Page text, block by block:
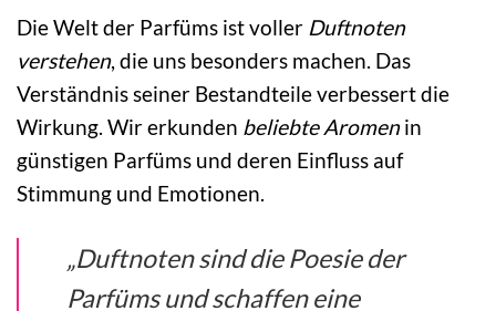
Die Welt der Parfüms ist voller Duftnoten
verstehen, die uns besonders machen. Das
Verständnis seiner Bestandteile verbessert die
Wirkung. Wir erkunden beliebte Aromenin
günstigen Parfüms und deren Einfluss auf
Stimmung und Emotionen.
„Duftnoten sind die Poesie der
Parfüms und schaffen eine